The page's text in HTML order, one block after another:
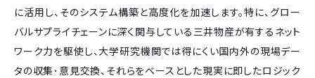
に活用し、そのシステム構築と高度化を加速します。特に、グロー
バルサプライチェーンに深く関与している三井物産が有するネット
ワーク力を駆使し、大学研究機関では得にくい国内外の現場デー
タの収集･意見交換、それらをベースとした現実に即したロジック